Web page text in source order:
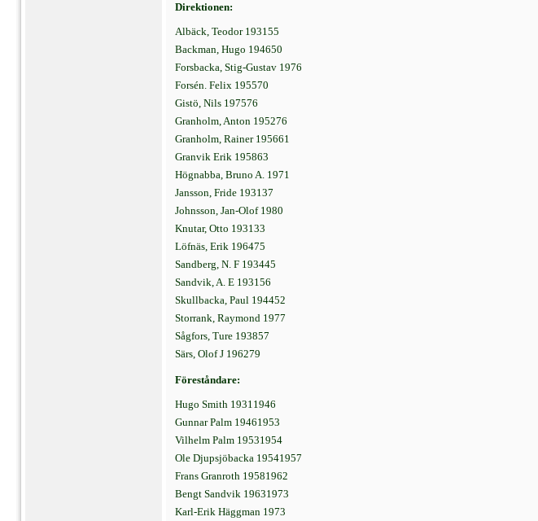
Direktionen:
Albäck, Teodor 193155
Backman, Hugo 194650
Forsbacka, Stig-Gustav 1976
Forsén. Felix 195570
Gistö, Nils 197576
Granholm, Anton 195276
Granholm, Rainer 195661
Granvik Erik 195863
Högnabba, Bruno A. 1971
Jansson, Fride 193137
Johnsson, Jan-Olof 1980
Knutar, Otto 193133
Löfnäs, Erik 196475
Sandberg, N. F 193445
Sandvik, A. E 193156
Skullbacka, Paul 194452
Storrank, Raymond 1977
Sågfors, Ture 193857
Särs, Olof J 196279
Föreståndare:
Hugo Smith 19311946
Gunnar Palm 19461953
Vilhelm Palm 19531954
Ole Djupsjöbacka 19541957
Frans Granroth 19581962
Bengt Sandvik 19631973
Karl-Erik Häggman 1973